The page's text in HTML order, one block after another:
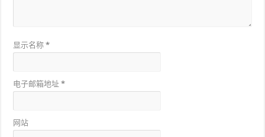
显示名称*
电子邮箱地址*
网站